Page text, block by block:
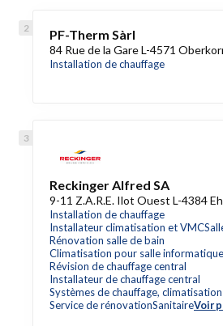
PF-Therm Sàrl
84 Rue de la Gare L-4571
Installation de chauffage
Reckinger Alfred SA
9-11 Z.A.R.E. Ilot Ouest L-4384
Installation de chauffage
Installateur climatisation et VMC
Rénovation salle de bain
Climatisation pour salle informatique
Révision de chauffage central
Installateur de chauffage central
Systèmes de chauffage,
Service de rénovationSanitaireVoir